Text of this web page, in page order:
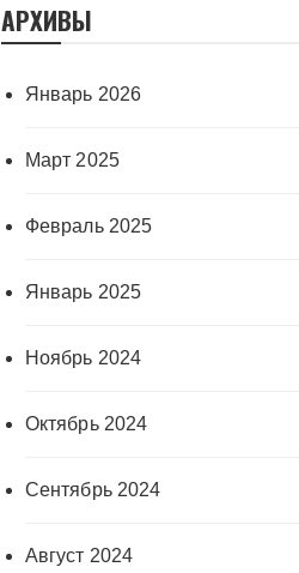
АРХИВЫ
Январь 2026
Март 2025
Февраль 2025
Январь 2025
Ноябрь 2024
Октябрь 2024
Сентябрь 2024
Август 2024